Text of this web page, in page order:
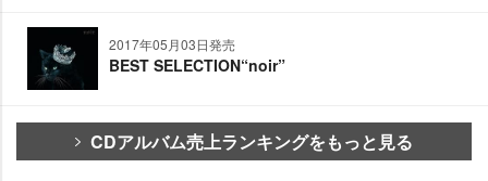
2017年05月03日発売
BEST SELECTION“noir”
CDアルバム売上ランキングをもっと見る